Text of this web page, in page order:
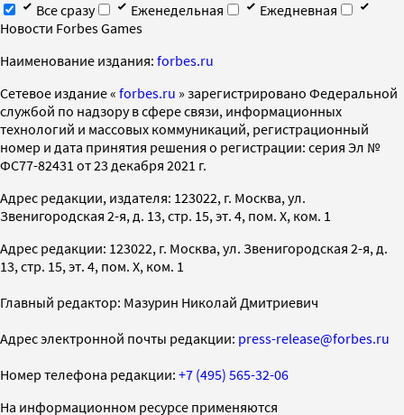
Все сразу
Еженедельная
Ежедневная
Новости Forbes Games
Наименование издания: forbes.ru
Cетевое издание « forbes.ru » зарегистрировано Федеральной
службой по надзору в сфере связи, информационных
технологий и массовых коммуникаций, регистрационный
номер и дата принятия решения о регистрации: серия Эл №
ФС77-82431 от 23 декабря 2021 г.
Адрес редакции, издателя: 123022, г. Москва, ул.
Звенигородская 2-я, д. 13, стр. 15, эт. 4, пом. X, ком. 1
Адрес редакции: 123022, г. Москва, ул. Звенигородская 2-я, д.
13, стр. 15, эт. 4, пом. X, ком. 1
Главный редактор: Мазурин Николай Дмитриевич
Адрес электронной почты редакции: press-release@forbes.ru
Номер телефона редакции: +7 (495) 565-32-06
На информационном ресурсе применяются